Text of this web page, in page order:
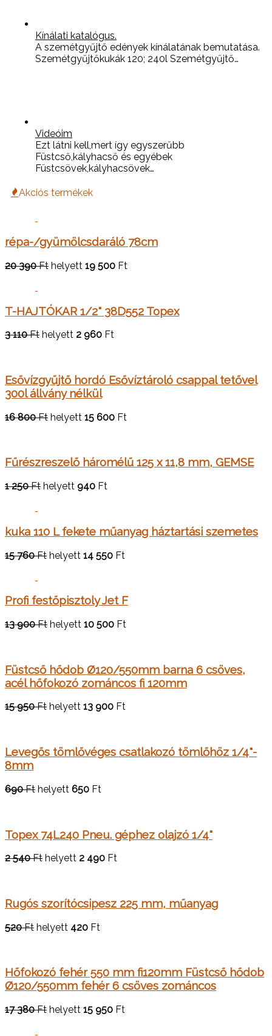
Kínálati katalógus.
A szemétgyűjtő edények kínálatának bemutatása.
Szemétgyűjtőkukák 120; 240l Szemétgyűjtő…
Videóim
Ezt látni kell,mert így egyszerűbb
Füstcső,kályhacső és egyébek
Füstcsövek,kályhacsövek…
Akciós termékek
répa-/gyümölcsdaráló 78cm
20 390 Ft helyett 19 500 Ft
T-HAJTÓKAR 1/2" 38D552 Topex
3 110 Ft helyett 2 960 Ft
Esővízgyűjtő hordó Esővíztároló csappal tetővel
300l állvány nélkül
16 800 Ft helyett 15 600 Ft
Fűrészreszelő háromélű 125 x 11,8 mm, GEMSE
1 250 Ft helyett 940 Ft
kuka 110 L fekete műanyag háztartási szemetes
15 760 Ft helyett 14 550 Ft
Profi festőpisztoly Jet F
13 900 Ft helyett 10 500 Ft
Füstcső hődob Ø120/550mm barna 6 csöves,
acél hőfokozó zománcos fi 120mm
15 950 Ft helyett 13 900 Ft
Levegős tömlővéges csatlakozó tömlőhöz 1/4"-
8mm
690 Ft helyett 650 Ft
Topex 74L240 Pneu. géphez olajzó 1/4"
2 540 Ft helyett 2 490 Ft
Rugós szorítócsipesz 225 mm, műanyag
520 Ft helyett 420 Ft
Hőfokozó fehér 550 mm fi120mm Füstcső hődob
Ø120/550mm fehér 6 csöves zománcos
17 380 Ft helyett 15 950 Ft